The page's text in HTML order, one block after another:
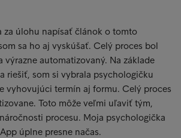
za úlohu napísať článok o tomto
sa ho aj vyskúšať. Celý proces bol
automatizovaný. Na základe
riešiť, som si vybrala psychologičku
vyhovujúci termín aj formu. Celý proces
Toto môže veľmi uľaviť tým,
procesu. Moja psychologička
úplne presne načas.